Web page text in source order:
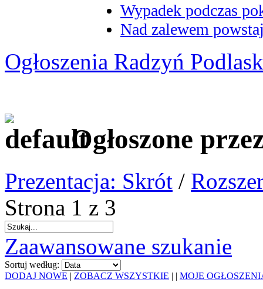
Wypadek podczas
Nad zalewem
Ogłoszenia Radzyń
Ogłoszone
Prezentacja: Skrót /
Strona 1 z 3
Zaawansowane szukanie
Sortuj według:
DODAJ NOWE | ZOBACZ WSZYSTKIE | | MOJE